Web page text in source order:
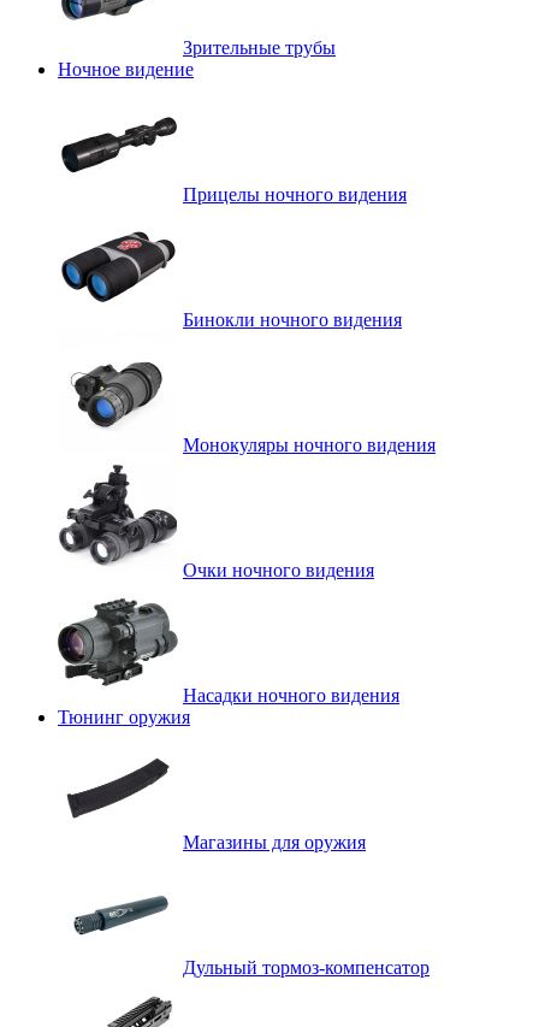
Зрительные трубы
Ночное видение
Прицелы ночного видения
Бинокли ночного видения
Монокуляры ночного видения
Очки ночного видения
Насадки ночного видения
Тюнинг оружия
Магазины для оружия
Дульный тормоз-компенсатор